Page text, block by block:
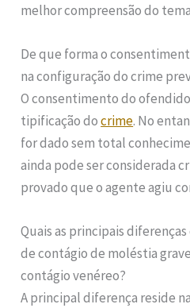
melhor compreensão do
De que forma o
na configuração do crime
O consentimento do
tipificação docrime. No
for dado sem total
ainda pode ser considerada
provado que o agente agiu
Quais as principais
de contágio de moléstia
contágio venéreo?
A principal diferença reside